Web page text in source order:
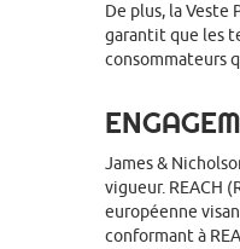
De plus, la Veste
garantit que les
consommateurs
James &
vigueur. REACH
européenne
conformant à